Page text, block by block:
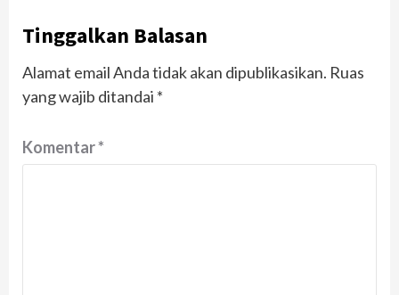
Tinggalkan Balasan
Alamat email Anda tidak akan dipublikasikan. Ruas
yang wajib ditandai *
Komentar*